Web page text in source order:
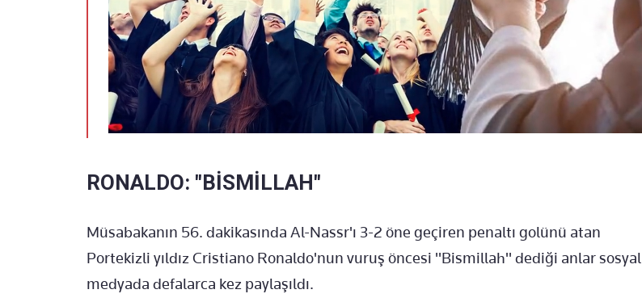
RONALDO: "BİSMİLLAH"
Müsabakanın 56. dakikasında Al-Nassr'ı 3-2 öne geçiren penaltı golünü atan
Portekizli yıldız Cristiano Ronaldo'nun vuruş öncesi "Bismillah" dediği anlar sosyal
medyada defalarca kez paylaşıldı.